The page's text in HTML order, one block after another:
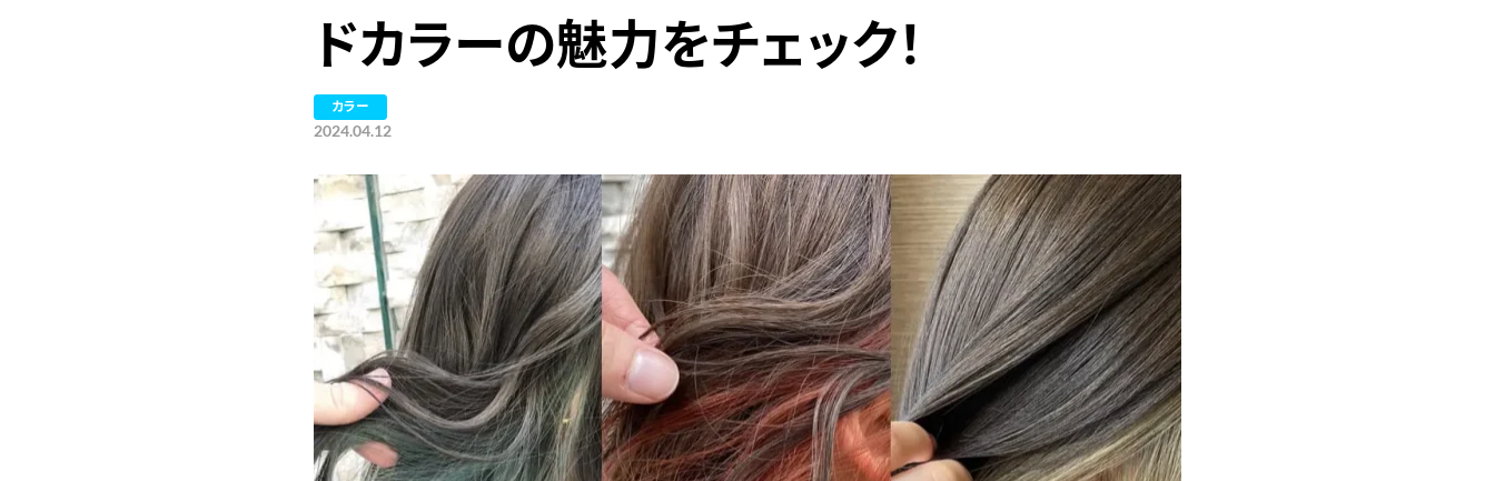
ドカラーの魅力をチェック！
カラー
2024.04.12